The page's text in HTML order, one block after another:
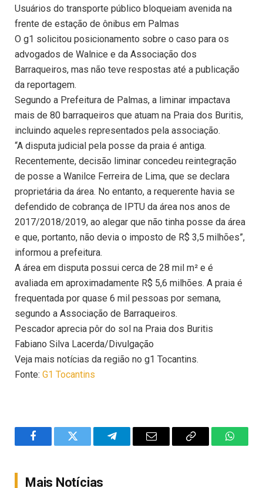
Usuários do transporte público bloqueiam avenida na
frente de estação de ônibus em Palmas
O g1 solicitou posicionamento sobre o caso para os
advogados de Walnice e da Associação dos
Barraqueiros, mas não teve respostas até a publicação
da reportagem.
Segundo a Prefeitura de Palmas, a liminar impactava
mais de 80 barraqueiros que atuam na Praia dos Buritis,
incluindo aqueles representados pela associação.
“A disputa judicial pela posse da praia é antiga.
Recentemente, decisão liminar concedeu reintegração
de posse a Wanilce Ferreira de Lima, que se declara
proprietária da área. No entanto, a requerente havia se
defendido de cobrança de IPTU da área nos anos de
2017/2018/2019, ao alegar que não tinha posse da área
e que, portanto, não devia o imposto de R$ 3,5 milhões”,
informou a prefeitura.
A área em disputa possui cerca de 28 mil m² e é
avaliada em aproximadamente R$ 5,6 milhões. A praia é
frequentada por quase 6 mil pessoas por semana,
segundo a Associação de Barraqueiros.
Pescador aprecia pôr do sol na Praia dos Buritis
Fabiano Silva Lacerda/Divulgação
Veja mais notícias da região no g1 Tocantins.
Fonte: G1 Tocantins
FacebookTwitter TelegramEmail
Copy
Mais Notícias